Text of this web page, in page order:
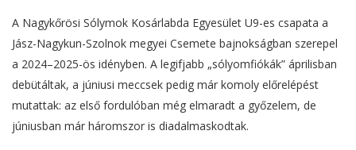
A Nagykőrösi Sólymok Kosárlabda Egyesület U9-es csapata a
Jász-Nagykun-Szolnok megyei Csemete bajnokságban szerepel
a 2024–2025-ös idényben. A legifjabb „sólyomfiókák” áprilisban
debütáltak, a júniusi meccsek pedig már komoly előrelépést
mutattak: az első fordulóban még elmaradt a győzelem, de
júniusban már háromszor is diadalmaskodtak.